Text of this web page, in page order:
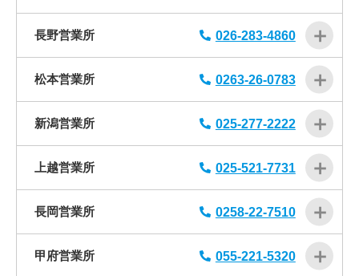
長野営業所 026-283-4860
松本営業所 0263-26-0783
新潟営業所 025-277-2222
上越営業所 025-521-7731
長岡営業所 0258-22-7510
甲府営業所 055-221-5320